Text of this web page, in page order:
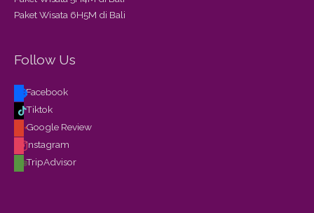
Paket Wisata 6H5M di Bali
Follow Us
Facebook
Tiktok
Google Review
Instagram
TripAdvisor